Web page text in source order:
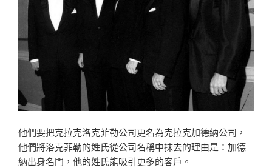
他們要把克拉克洛克菲勒公司更名為克拉克加德納公司，
他們將洛克菲勒的姓氏從公司名稱中抹去的理由是：加德
納出身名門，他的姓氏能吸引更多的客戶。